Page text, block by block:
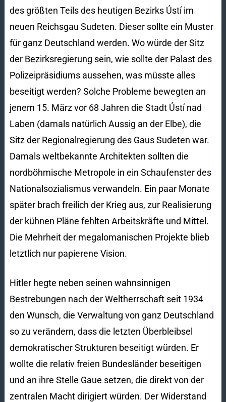
des größten Teils des heutigen Bezirks Ústí im
neuen Reichsgau Sudeten. Dieser sollte ein Muster
für ganz Deutschland werden. Wo würde der Sitz
der Bezirksregierung sein, wie sollte der Palast des
Polizeipräsidiums aussehen, was müsste alles
beseitigt werden? Solche Probleme bewegten an
jenem 15. März vor 68 Jahren die Stadt Ústí nad
Laben (damals natürlich Aussig an der Elbe), die
Sitz der Regionalregierung des Gaus Sudeten war.
Damals weltbekannte Architekten sollten die
nordböhmische Metropole in ein Schaufenster des
Nationalsozialismus verwandeln. Ein paar Monate
später brach freilich der Krieg aus, zur Realisierung
der kühnen Pläne fehlten Arbeitskräfte und Mittel.
Die Mehrheit der megalomanischen Projekte blieb
letztlich nur papierene Vision.
Hitler hegte neben seinen wahnsinnigen
Bestrebungen nach der Weltherrschaft seit 1934
den Wunsch, die Verwaltung von ganz Deutschland
so zu verändern, dass die letzten Überbleibsel
demokratischer Strukturen beseitigt würden. Er
wollte die relativ freien Bundesländer beseitigen
und an ihre Stelle Gaue setzen, die direkt von der
zentralen Macht dirigiert würden. Der Widerstand